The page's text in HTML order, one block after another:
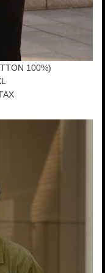
100%)